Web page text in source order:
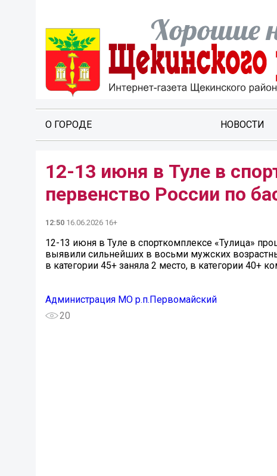
О ГОРОДЕ НОВОСТИ
12-13 июня в Туле в
первенство России по
12:50 16.06.2026 16+
12-13 июня в Туле в спорткомплексе «Тулица»
выявили сильнейших в восьми мужских
в категории 45+ заняла 2 место, в категории 40+
Администрация МО р.п.Первомайский
20